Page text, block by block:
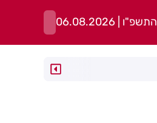
| 06.08.2026